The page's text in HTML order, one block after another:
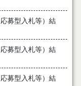
募型入札等）結
募型入札等）結
募型入札等）結